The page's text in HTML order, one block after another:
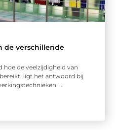
de verschillende
hoe de veelzijdigheid van
ligt het antwoord bij
...